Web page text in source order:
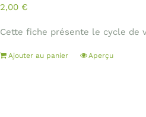
2,00 €
Cette fiche présente le cycle de
Ajouter au panier Aperçu